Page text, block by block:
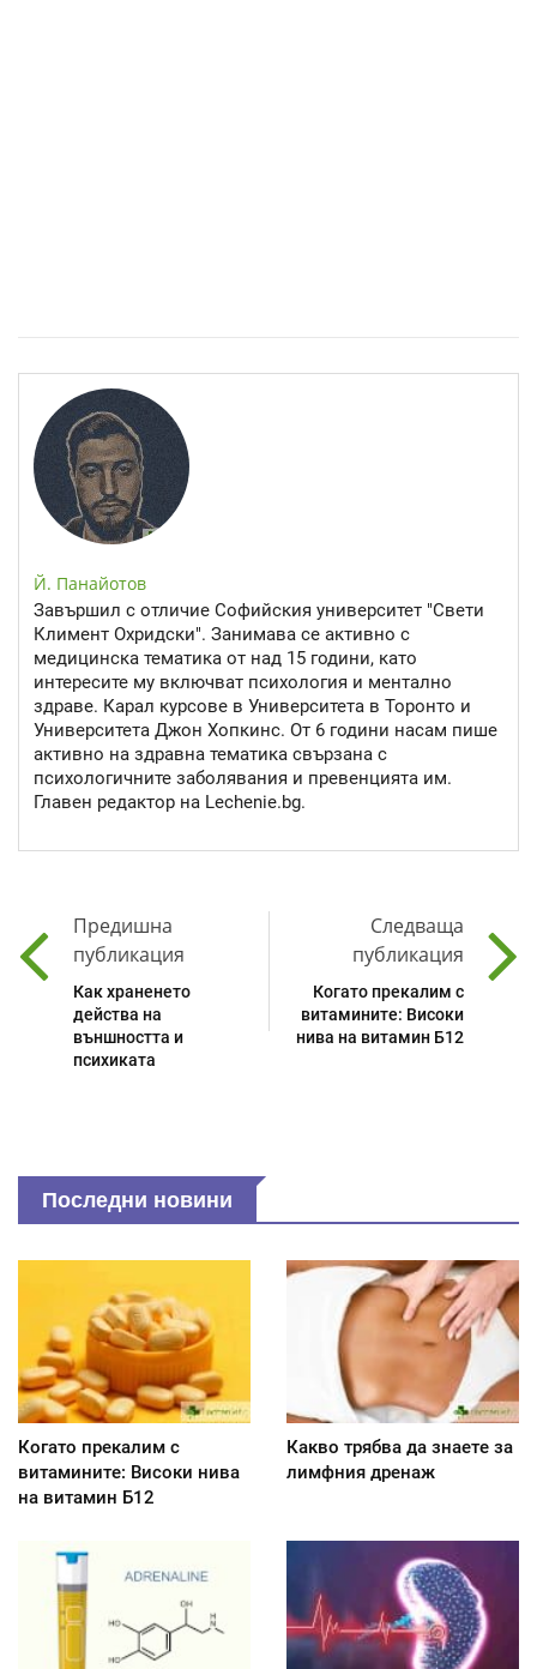
Й. Панайотов
Завършил с отличие Софийския университет "Свети
Климент Охридски". Занимава се активно с
медицинска тематика от над 15 години, като
интересите му включват психология и ментално
здраве. Карал курсове в Университета в Торонто и
Университета Джон Хопкинс. От 6 години насам пише
активно на здравна тематика свързана с
психологичните заболявания и превенцията им.
Главен редактор на Lechenie.bg.
Предишна
публикация
Как храненето
действа на
външността и
психиката
Следваща
публикация
Когато прекалим с
витамините: Високи
нива на витамин Б12
Последни новини
Когато прекалим с
витамините: Високи нива
на витамин Б12
Какво трябва да знаете за
лимфния дренаж